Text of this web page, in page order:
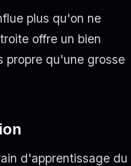
plus qu'on ne
offre un bien
propre qu'une grosse
d'apprentissage du